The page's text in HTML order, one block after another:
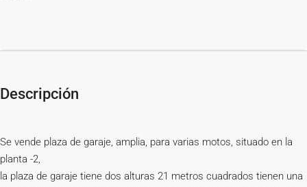
Descripción
Se vende plaza de garaje, amplia, para varias motos, situado en la
planta -2,
la plaza de garaje tiene dos alturas 21 metros cuadrados tienen una